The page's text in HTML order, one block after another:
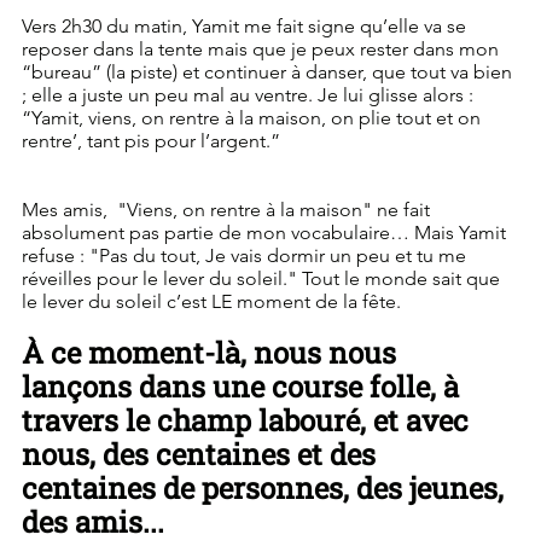
Vers 2h30 du matin, Yamit me fait signe qu’elle va se
reposer dans la tente mais que je peux rester dans mon
“bureau” (la piste) et continuer à danser, que tout va bien
; elle a juste un peu mal au ventre. Je lui glisse alors :
“Yamit, viens, on rentre à la maison, on plie tout et on
rentre’, tant pis pour l’argent.”
Mes amis,  "Viens, on rentre à la maison" ne fait
absolument pas partie de mon vocabulaire… Mais Yamit
refuse : "Pas du tout, Je vais dormir un peu et tu me
réveilles pour le lever du soleil." Tout le monde sait que
le lever du soleil c’est LE moment de la fête.
À ce moment-là, nous nous
lançons dans une course folle, à
travers le champ labouré, et avec
nous, des centaines et des
centaines de personnes, des jeunes,
des amis...